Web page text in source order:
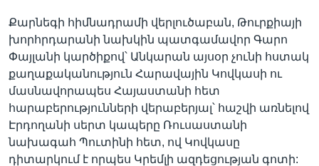
Քարնեգի հիմնադրամի վերլուծաբան, Թուրքիայի
խորհրդարանի նախկին պատգամավոր Գարո
Փայլանի կարծիքով՝ Անկարան այսօր չունի հստակ
քաղաքականություն Հարավային Կովկասի ու
մասնավորապես Հայաստանի հետ
հարաբերությունների վերաբերյալ՝ հաշվի առնելով
Էրդողանի սերտ կապերը Ռուսաստանի
նախագահ Պուտինի հետ, ով Կովկասը
դիտարկում է որպես Կրեմլի ազդեցության գոտի: